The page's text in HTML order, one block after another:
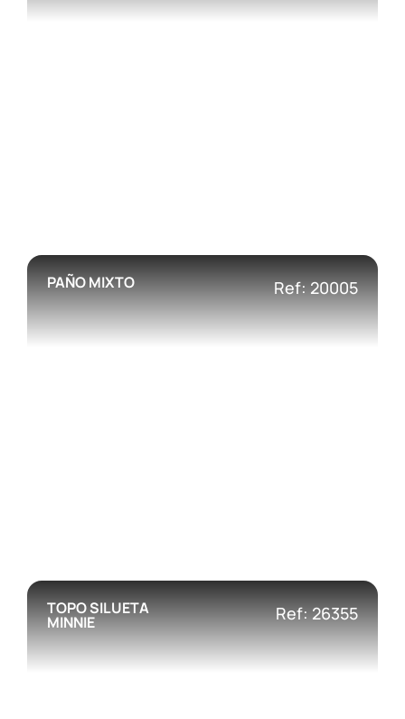
PAÑO MIXTO Ref: 20005
TOPO SILUETA
MINNIE Ref: 26355